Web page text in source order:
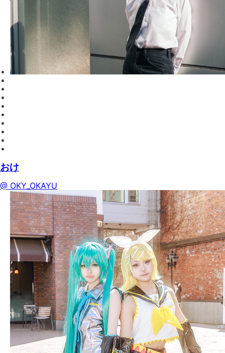
おけ
@ OKY_OKAYU